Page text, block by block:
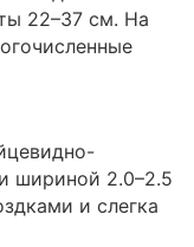
22–37 см. На
шириной 2.0–2.5
и слегка